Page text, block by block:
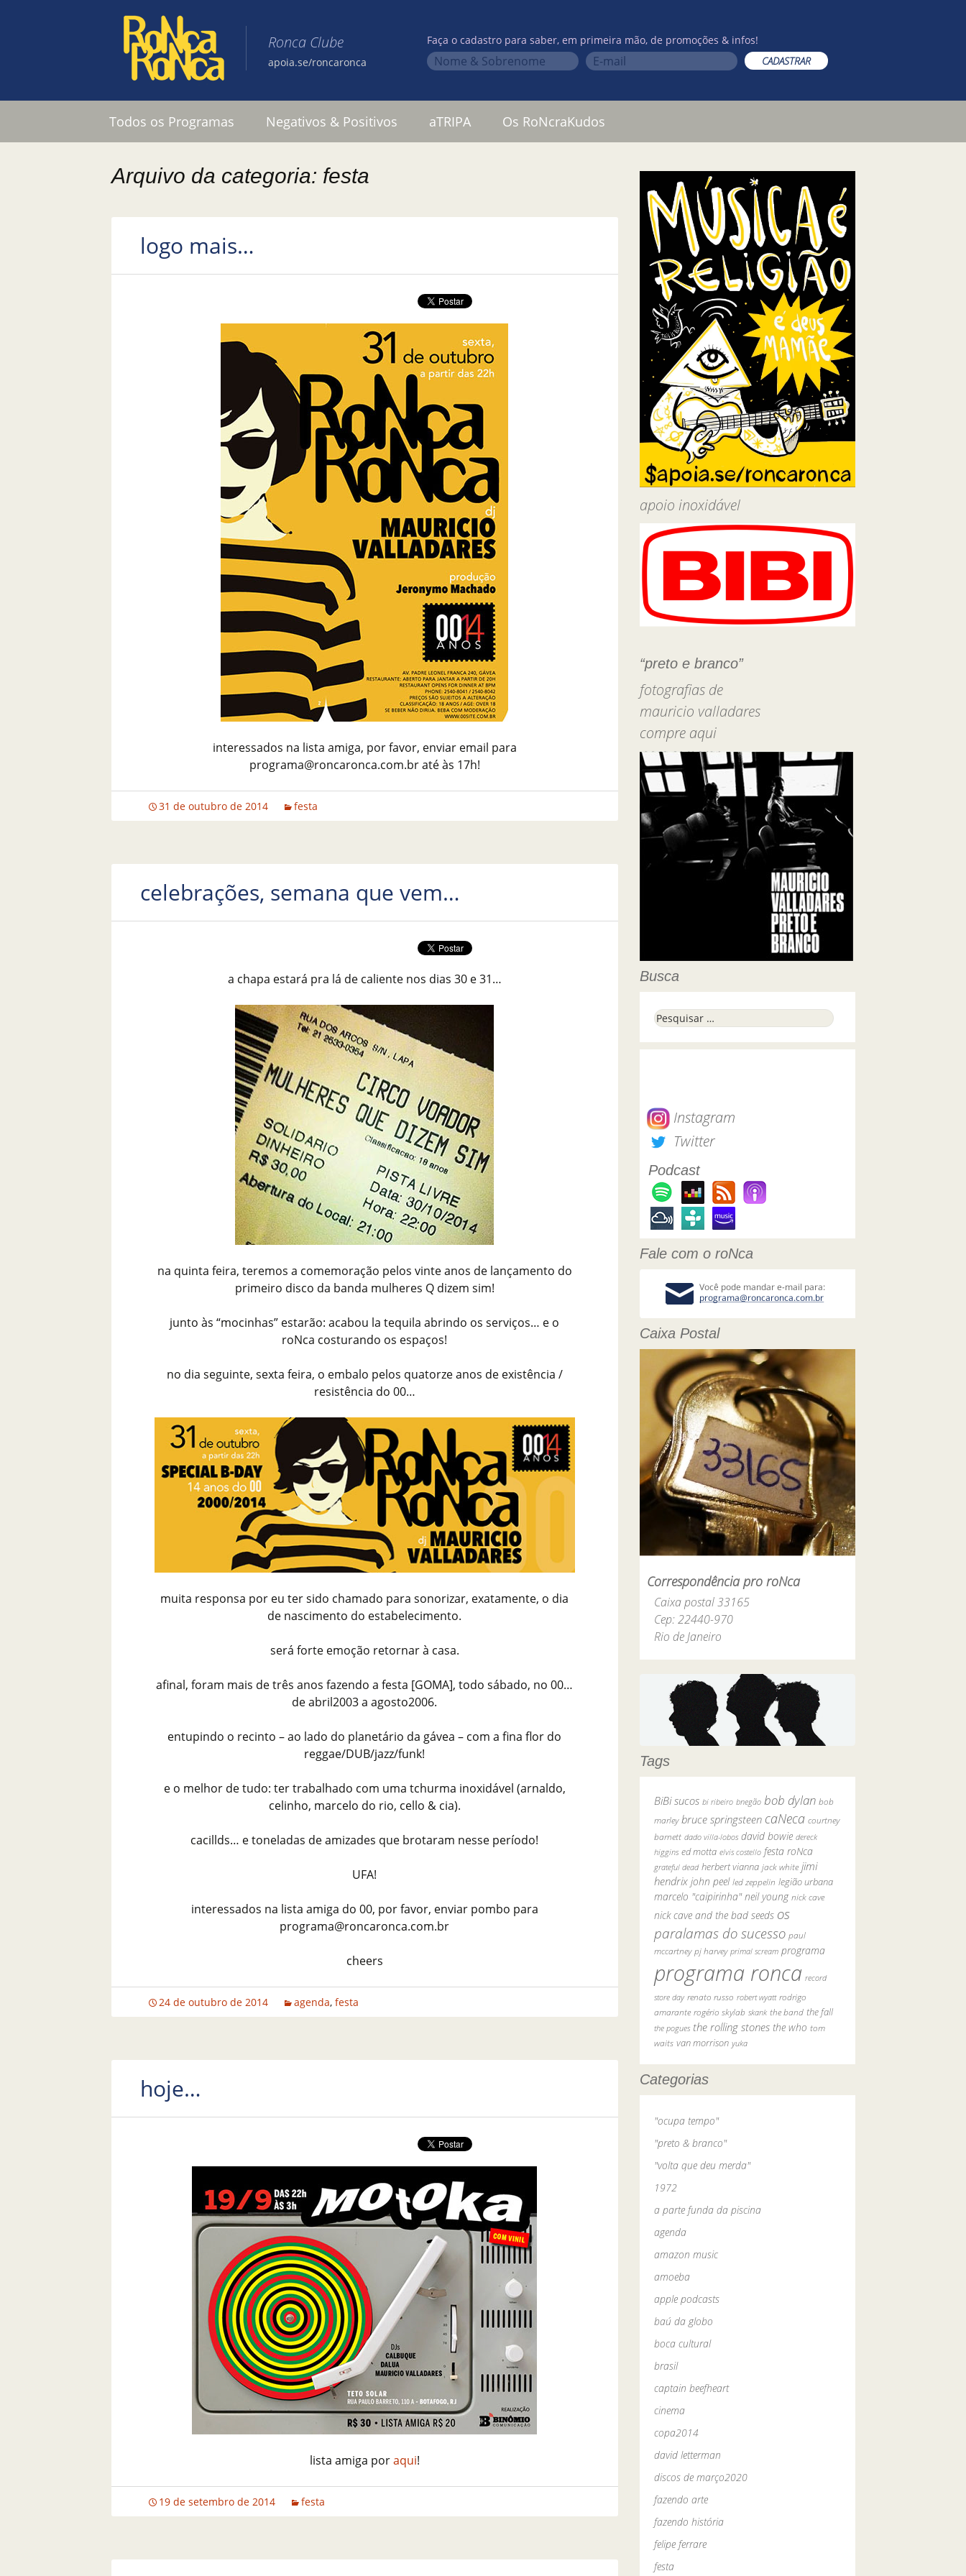
Ronca Clube
apoia.se/roncaronca
Faça o cadastro para saber, em primeira mão, de promoções & infos!
Todos os Programas Negativos & Positivos aTRIPA Os RoNcraKudos
Arquivo da categoria: festa
logo mais…
interessados na lista amiga, por favor, enviar email para
programa@roncaronca.com.br até às 17h!
31 de outubro de 2014 festa
celebrações, semana que vem…
a chapa estará pra lá de caliente nos dias 30 e 31…
na quinta feira, teremos a comemoração pelos vinte anos de lançamento do
primeiro disco da banda mulheres Q dizem sim!
junto às “mocinhas” estarão: acabou la tequila abrindo os serviços… e o
roNca costurando os espaços!
no dia seguinte, sexta feira, o embalo pelos quatorze anos de existência /
resistência do 00…
muita responsa por eu ter sido chamado para sonorizar, exatamente, o dia
de nascimento do estabelecimento.
será forte emoção retornar à casa.
afinal, foram mais de três anos fazendo a festa [GOMA], todo sábado, no 00…
de abril2003 a agosto2006.
entupindo o recinto – ao lado do planetário da gávea – com a fina flor do
reggae/DUB/jazz/funk!
e o melhor de tudo: ter trabalhado com uma tchurma inoxidável (arnaldo,
celinho, marcelo do rio, cello & cia).
cacillds… e toneladas de amizades que brotaram nesse período!
UFA!
interessados na lista amiga do 00, por favor, enviar pombo para
programa@roncaronca.com.br
cheers
24 de outubro de 2014 agenda, festa
hoje…
lista amiga poraqui!
19 de setembro de 2014 festa
apoio inoxidável
“preto e branco”
fotografias de
mauricio valladares
compre aqui
Busca
Pesquisar por:
Instagram
Twitter
Podcast
Fale com o roNca
Caixa Postal
Correspondência pro roNca
Caixa postal 33165
Cep: 22440-970
Rio de Janeiro
Tags
BiBi sucos bi ribeiro bnegão bob dylan bob
marley bruce springsteen caNeca courtney
barnett dado villa-lobos david bowie dereck
higgins ed motta elvis costello festa roNca
grateful dead herbert vianna jack white jimi
hendrix john peel led zeppelin legião urbana
marcelo "caipirinha" neil young nick cave
nick cave and the bad seeds os
paralamas do sucesso paul
mccartney pj harvey primal scream programa
programa ronca record
store day renato russo robert wyatt rodrigo
amarante rogério skylab skank the band the fall
the pogues the rolling stones the who tom
waits van morrison yuka
Categorias
"ocupa tempo"
"preto & branco"
"volta que deu merda"
1972
a parte funda da piscina
agenda
amazon music
amoeba
apple podcasts
baú da globo
boca cultural
brasil
captain beefheart
cinema
copa2014
david letterman
discos de março2020
fazendo arte
fazendo história
felipe ferrare
festa